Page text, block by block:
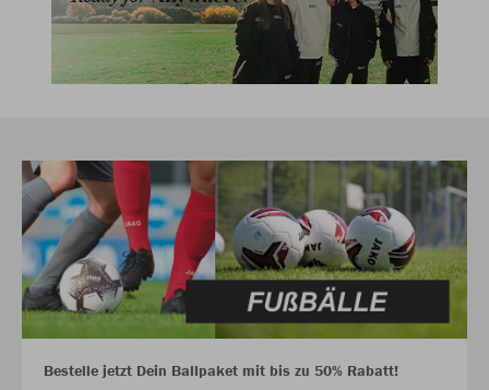
Bestelle jetzt Dein Ballpaket mit bis zu 50% Rabatt!